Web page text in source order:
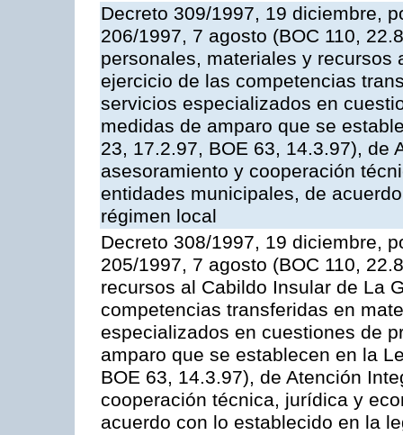
Decreto 309/1997, 19 diciembre,
206/1997, 7 agosto (BOC 110,
personales, materiales y recursos
ejercicio de las competencias
servicios especializados en
medidas de amparo que se
23, 17.2.97, BOE 63, 14.3.97), de
asesoramiento y cooperación
entidades municipales, de
régimen local
Decreto 308/1997, 19 diciembre,
205/1997, 7 agosto (BOC 110,
recursos al Cabildo Insular de La
competencias transferidas en
especializados en cuestiones de
amparo que se establecen en la
BOE 63, 14.3.97), de Atención
cooperación técnica, jurídica y
acuerdo con lo establecido en la